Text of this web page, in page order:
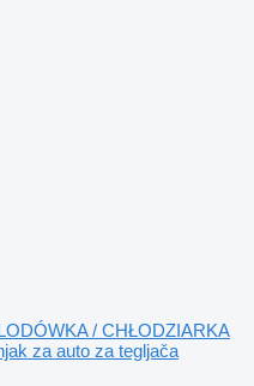
/ CHŁODZIARKA
za auto za tegljača